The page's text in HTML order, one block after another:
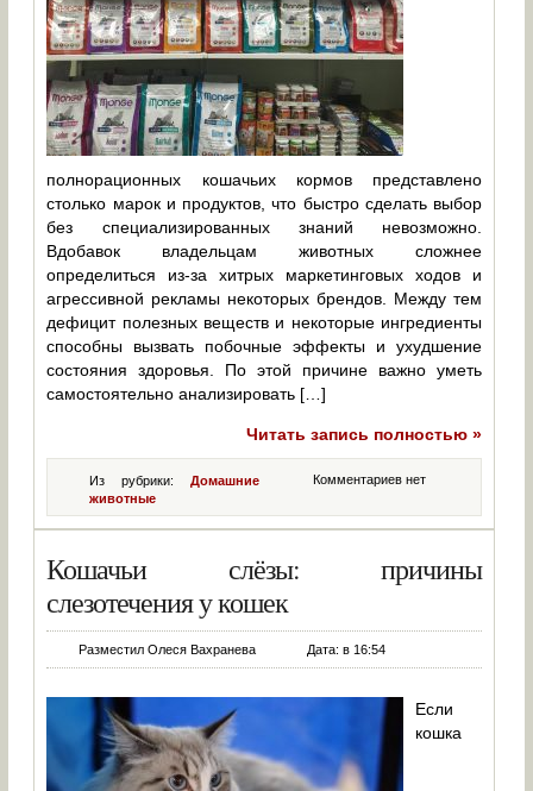
полнорационных кошачьих кормов представлено
столько марок и продуктов, что быстро сделать выбор
без специализированных знаний невозможно.
Вдобавок владельцам животных сложнее
определиться из-за хитрых маркетинговых ходов и
агрессивной рекламы некоторых брендов. Между тем
дефицит полезных веществ и некоторые ингредиенты
способны вызвать побочные эффекты и ухудшение
состояния здоровья. По этой причине важно уметь
самостоятельно анализировать […]
Читать запись полностью »
Комментариев нет
Из рубрики:Домашние
животные
Кошачьи слёзы: причины
слезотечения у кошек
Разместил Олеся Вахранева Дата: в 16:54
Если
кошка